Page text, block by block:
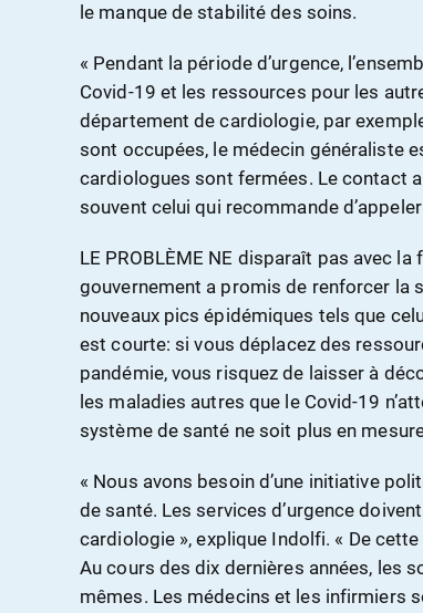
le manque de stabilité des soins.
« Pendant la période d’urgence,
Covid-19 et les ressources pour les
département de cardiologie, par
sont occupées, le médecin généraliste
cardiologues sont fermées. Le contact
souvent celui qui recommande
LE PROBLÈME NE disparaît pas avec la
gouvernement a promis de renforcer la
nouveaux pics épidémiques tels que
est courte: si vous déplacez des
pandémie, vous risquez de laisser à
les maladies autres que le Covid-19
système de santé ne soit plus en
« Nous avons besoin d’une initiative
de santé. Les services d’urgence
cardiologie », explique Indolfi. « De
Au cours des dix dernières années, les
mêmes. Les médecins et les infirmiers